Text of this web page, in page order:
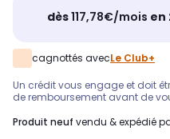
dès117,78€/mois en
cagnottés avecLe Club+
Un crédit vous engage et doit
de remboursement avant de
produit neuf vendu & expédié